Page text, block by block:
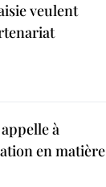
veulent
à
en matière